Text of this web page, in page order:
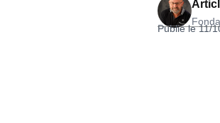
Formation SEO &
Publié le 11/